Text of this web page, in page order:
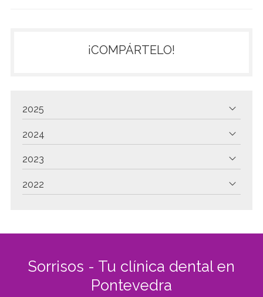
¡COMPÁRTELO!
2025
2024
2023
2022
Sorrisos - Tu clínica dental en
Pontevedra